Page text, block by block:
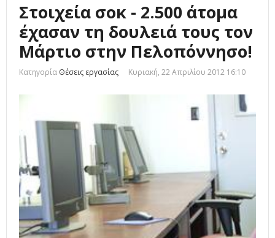
Στοιχεία σοκ - 2.500 άτομα
έχασαν τη δουλειά τους τον
Μάρτιο στην Πελοπόννησο!
Κατηγορία Θέσεις εργασίας Κυριακή, 22 Απριλίου 2012 16:10